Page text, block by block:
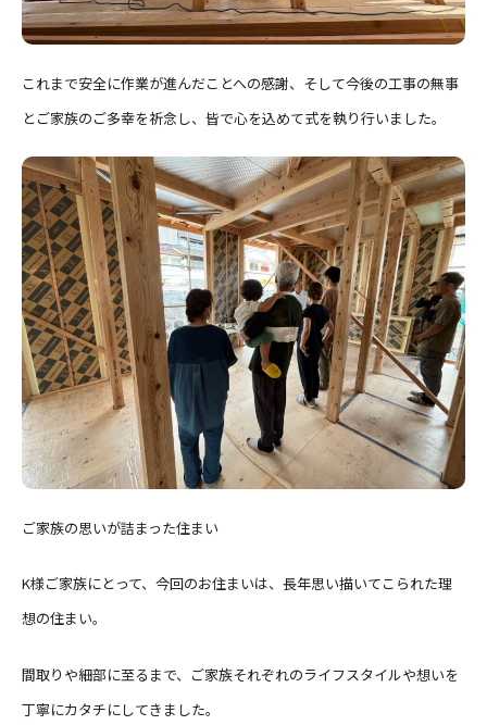
これまで安全に作業が進んだことへの感謝、そして今後の工事の無事
とご家族のご多幸を祈念し、皆で心を込めて式を執り行いました。
ご家族の思いが詰まった住まい
K様ご家族にとって、今回のお住まいは、長年思い描いてこられた理
想の住まい。
間取りや細部に至るまで、ご家族それぞれのライフスタイルや想いを
丁寧にカタチにしてきました。